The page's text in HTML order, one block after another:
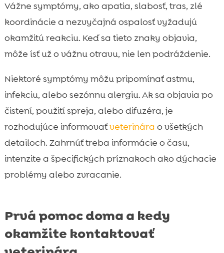
Vážne symptómy, ako apatia, slabosť, tras, zlé
koordinácie a nezvyčajná ospalosť vyžadujú
okamžitú reakciu. Keď sa tieto znaky objavia,
môže ísť už o vážnu otravu, nie len podráždenie.
Niektoré symptómy môžu pripomínať astmu,
infekciu, alebo sezónnu alergiu. Ak sa objavia po
čistení, použití spreja, alebo difuzéra, je
rozhodujúce informovaťveterinára o všetkých
detailoch. Zahrnúť treba informácie o času,
intenzite a špecifických príznakoch ako dýchacie
problémy alebo zvracanie.
Prvá pomoc doma a kedy
okamžite kontaktovať